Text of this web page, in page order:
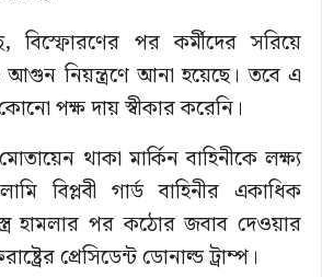
বিস্ফোরণের পর কর্মীদের সরিয়ে
আগুন নিয়ন্ত্রণে আনা হয়েছে। তবে এ
পক্ষ দায় স্বীকার করেনি।
থাকা মার্কিন বাহিনীকে লক্ষ্য
বিপ্লবী গার্ড বাহিনীর একাধিক
হামলার পর কঠোর জবাব দেওয়ার
প্রেসিডেন্ট ডোনাল্ড ট্রাম্প।